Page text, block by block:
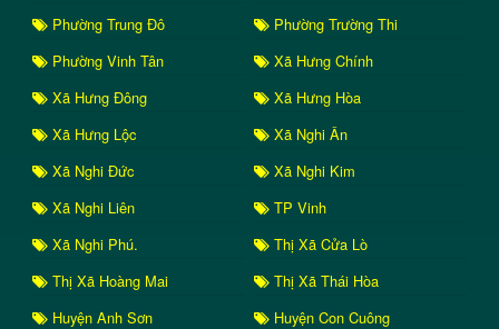
Phường Trung Đô
Phường Trường Thi
Phường Vinh Tân
Xã Hưng Chính
Xã Hưng Đông
Xã Hưng Hòa
Xã Hưng Lộc
Xã Nghi Ân
Xã Nghi Đức
Xã Nghi Kim
Xã Nghi Liên
TP Vinh
Xã Nghi Phú.
Thị Xã Cửa Lò
Thị Xã Hoàng Mai
Thị Xã Thái Hòa
Huyện Anh Sơn
Huyện Con Cuông